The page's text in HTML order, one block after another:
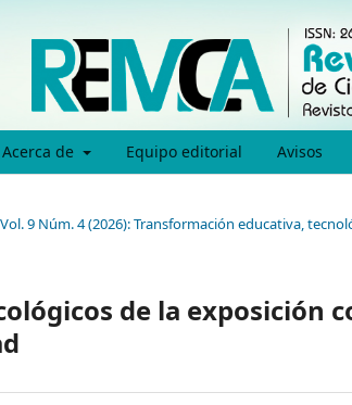
Acerca de Equipo editorial Avisos
Vol. 9 Núm. 4 (2026): Transformación educativa,
de la exposición